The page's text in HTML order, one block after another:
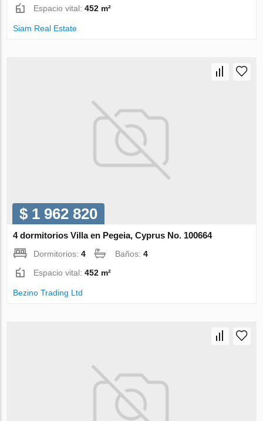
Espacio vital:452 m²
Siam Real Estate
$ 1 962 820
4 dormitorios Villa en Pegeia, Cyprus No. 100664
Dormitorios:4 Baños:4
Espacio vital:452 m²
Bezino Trading Ltd